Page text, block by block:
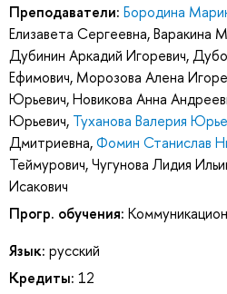
Преподаватели: Бородина
Елизавета Сергеевна,Варакина
Дубинин Аркадий Игоревич,
Ефимович, Морозова Алена
Юрьевич,Новикова Анна
Юрьевич, Туханова Валерия
Дмитриевна,Фомин Станислав
Теймурович,Чугунова Лидия
Исакович
Прогр. обучения:
Язык: русский
Кредиты: 12